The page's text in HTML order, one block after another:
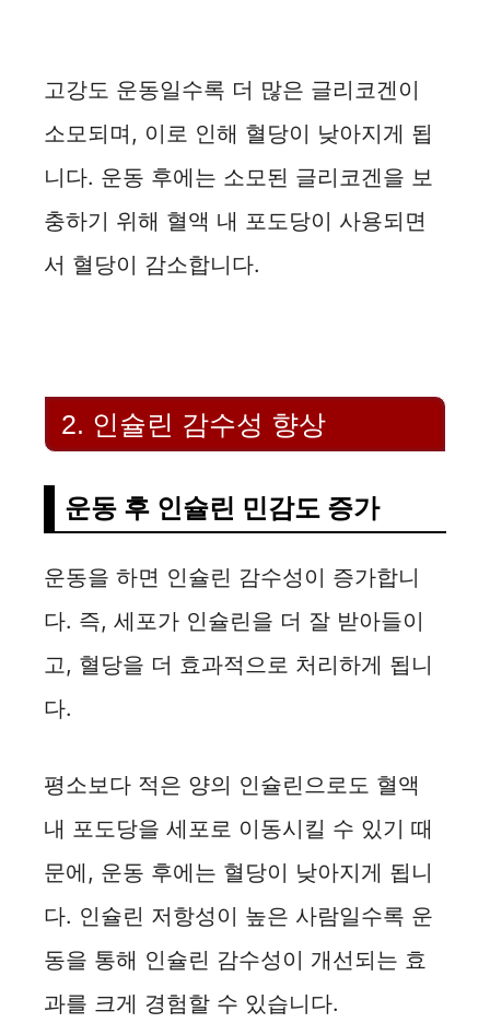
고강도 운동일수록 더 많은 글리코겐이
소모되며, 이로 인해 혈당이 낮아지게 됩
니다. 운동 후에는 소모된 글리코겐을 보
충하기 위해 혈액 내 포도당이 사용되면
서 혈당이 감소합니다.
2. 인슐린 감수성 향상
운동 후 인슐린 민감도 증가
운동을 하면 인슐린 감수성이 증가합니
다. 즉, 세포가 인슐린을 더 잘 받아들이
고, 혈당을 더 효과적으로 처리하게 됩니
다.
평소보다 적은 양의 인슐린으로도 혈액
내 포도당을 세포로 이동시킬 수 있기 때
문에, 운동 후에는 혈당이 낮아지게 됩니
다. 인슐린 저항성이 높은 사람일수록 운
동을 통해 인슐린 감수성이 개선되는 효
과를 크게 경험할 수 있습니다.